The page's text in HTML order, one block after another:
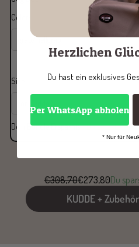
Color:
grau/hellgrau
Size: for Kudde S
Dein Bundle Ersparnis: Du sparst
€308,70€273,80Du
KUDDE +
Herzlichen
Du hast ein exklusives
Per WhatsApp abholen
* Nur für